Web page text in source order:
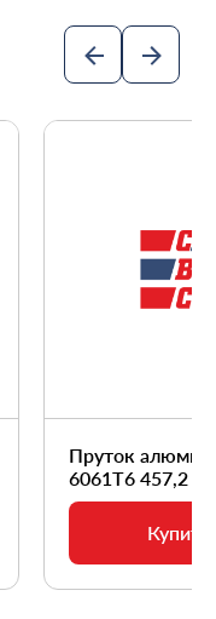
Пруток
6061Т6 457,2
Купить